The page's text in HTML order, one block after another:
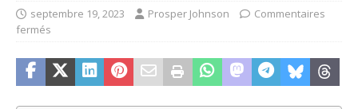
septembre 19, 2023 Prosper Johnson
Commentaires
fermés